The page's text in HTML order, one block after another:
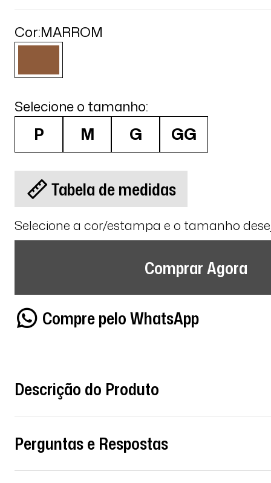
Cor:MARROM
Selecione o tamanho:
P M G GG
Tabela de medidas
Selecione a cor/estampa e o tamanho
Comprar Agora
Compre pelo WhatsApp
Descrição do Produto
Perguntas e Respostas